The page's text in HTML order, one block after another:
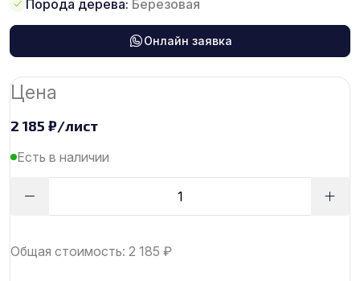
Порода дерева: Березовая
Онлайн заявка
Цена
2 185 ₽/лист
Есть в наличии
Общая стоимость: 2 185 ₽